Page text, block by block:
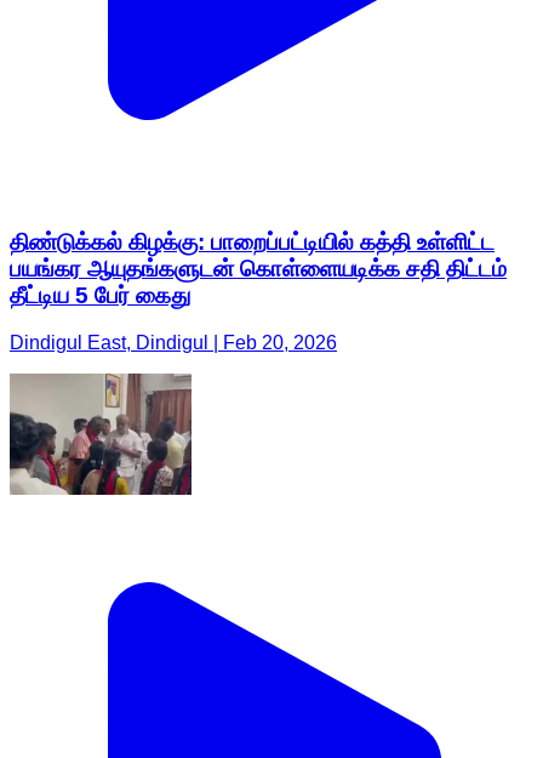
திண்டுக்கல் கிழக்கு: பாறைப்பட்டியில் கத்தி உள்ளிட்ட
பயங்கர ஆயுதங்களுடன் கொள்ளையடிக்க சதி திட்டம்
தீட்டிய 5 பேர் கைது
Dindigul East, Dindigul | Feb 20, 2026